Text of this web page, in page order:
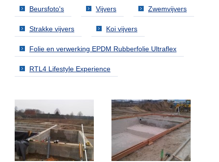
Beursfoto's Vijvers Zwemvijvers
Strakke vijvers Koi vijvers
Folie en verwerking EPDM Rubberfolie Ultraflex
RTL4 Lifestyle Experience